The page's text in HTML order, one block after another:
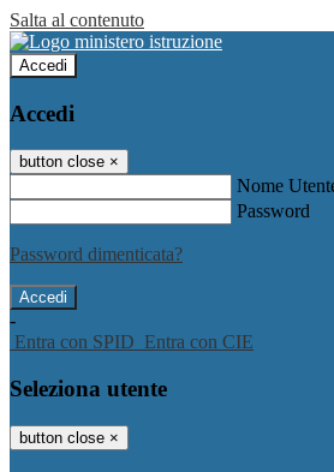
Salta al contenuto
Accedi
Accedi
button close ×
Nome
Password
Password dimenticata?
-
Entra con SPID Entra con CIE
Seleziona utente
button close ×